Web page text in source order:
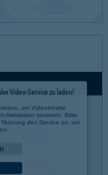
Video-Service zu laden!
um Videoinhalte
Aktivitäten sammeln. Bitte
des Service zu, um